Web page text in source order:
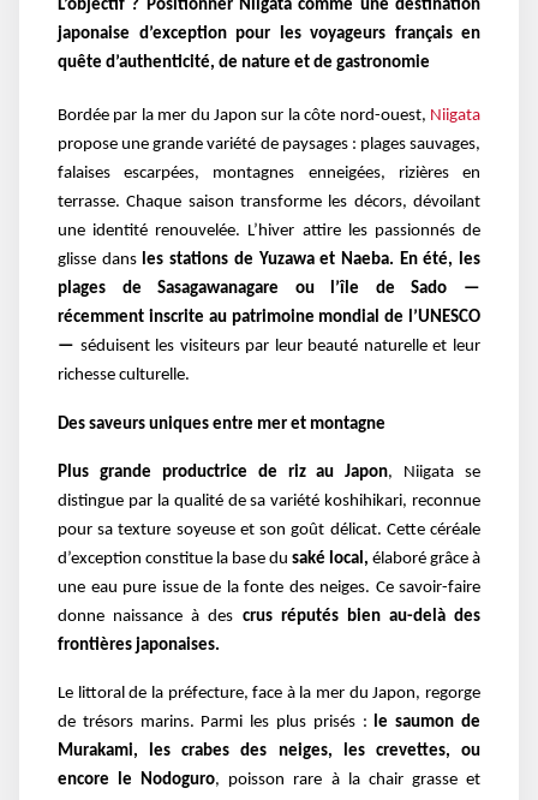
L’objectif ? Positionner Niigata comme une destination
japonaise d’exception pour les voyageurs français en
quête d’authenticité, de nature et de gastronomie
Bordée par la mer du Japon sur la côte nord-ouest, Niigata
propose une grande variété de paysages : plages sauvages,
falaises escarpées, montagnes enneigées, rizières en
terrasse. Chaque saison transforme les décors, dévoilant
une identité renouvelée. L’hiver attire les passionnés de
glisse dans les stations de Yuzawa et Naeba. En été, les
plages de Sasagawanagare ou l’île de Sado —
récemment inscrite au patrimoine mondial de l’UNESCO
— séduisent les visiteurs par leur beauté naturelle et leur
richesse culturelle.
Des saveurs uniques entre mer et montagne
Plus grande productrice de riz au Japon, Niigata se
distingue par la qualité de sa variété koshihikari, reconnue
pour sa texture soyeuse et son goût délicat. Cette céréale
d’exception constitue la base du saké local, élaboré grâce à
une eau pure issue de la fonte des neiges. Ce savoir-faire
donne naissance à des crus réputés bien au-delà des
frontières japonaises.
Le littoral de la préfecture, face à la mer du Japon, regorge
de trésors marins. Parmi les plus prisés : le saumon de
Murakami, les crabes des neiges, les crevettes, ou
encore le Nodoguro, poisson rare à la chair grasse et